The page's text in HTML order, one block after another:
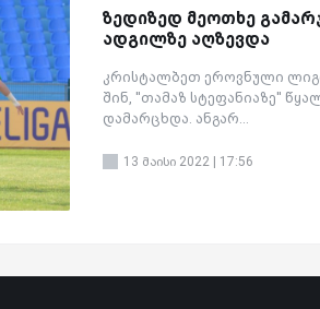
ზედიზედ მეოთხე
ადგილზე აღზევდა
კრისტალბეთ ეროვნული
შინ, ''თამაზ სტეფანიაზე''
დამარცხდა. ანგარ...
13 მაისი 2022 | 17:56